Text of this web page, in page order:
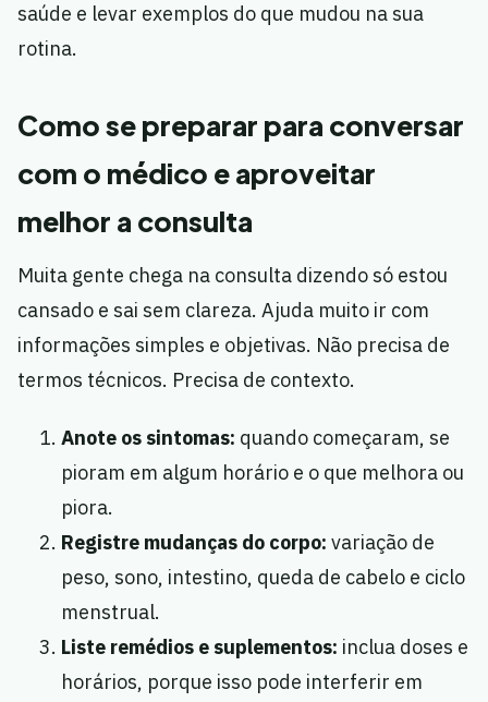
saúde e levar exemplos do que mudou na sua
rotina.
Como se preparar para conversar
com o médico e aproveitar
melhor a consulta
Muita gente chega na consulta dizendo só estou
cansado e sai sem clareza. Ajuda muito ir com
informações simples e objetivas. Não precisa de
termos técnicos. Precisa de contexto.
Anote os sintomas: quando começaram, se
pioram em algum horário e o que melhora ou
piora.
Registre mudanças do corpo: variação de
peso, sono, intestino, queda de cabelo e ciclo
menstrual.
Liste remédios e suplementos: inclua doses e
horários, porque isso pode interferir em